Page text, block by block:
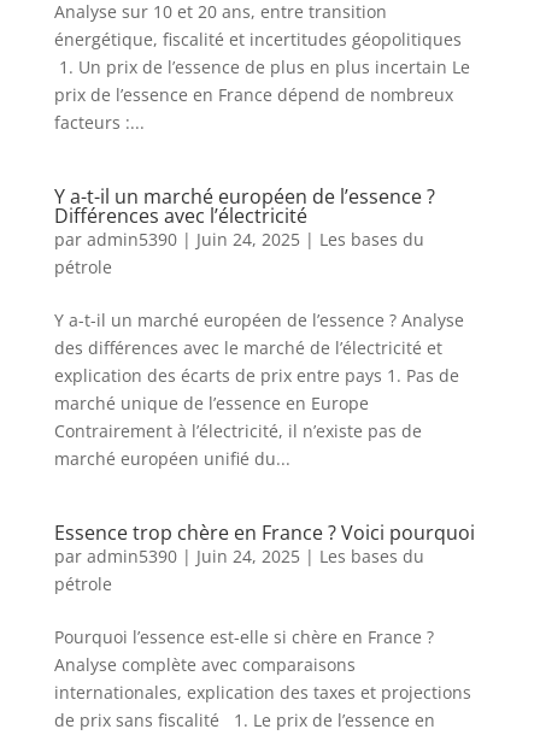
Analyse sur 10 et 20 ans, entre transition
énergétique, fiscalité et incertitudes géopolitiques
1. Un prix de l’essence de plus en plus incertain Le
prix de l’essence en France dépend de nombreux
facteurs :...
Y a-t-il un marché européen de l’essence ?
Différences avec l’électricité
par admin5390| Juin 24, 2025| Les bases du
pétrole
Y a-t-il un marché européen de l’essence ? Analyse
des différences avec le marché de l’électricité et
explication des écarts de prix entre pays 1. Pas de
marché unique de l’essence en Europe
Contrairement à l’électricité, il n’existe pas de
marché européen unifié du...
Essence trop chère en France ? Voici pourquoi
par admin5390| Juin 24, 2025| Les bases du
pétrole
Pourquoi l’essence est-elle si chère en France ?
Analyse complète avec comparaisons
internationales, explication des taxes et projections
de prix sans fiscalité 1. Le prix de l’essence en